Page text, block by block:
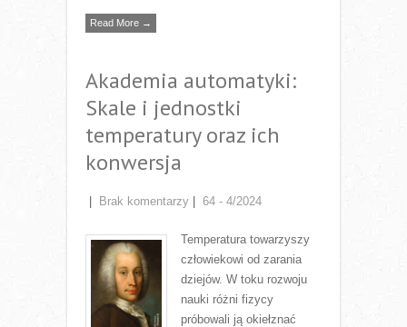
Read More →
Akademia automatyki:
Skale i jednostki
temperatury oraz ich
konwersja
Brak komentarzy 64 - 4/2024
Temperatura towarzyszy
człowiekowi od zarania
dziejów. W toku rozwoju
nauki różni fizycy
próbowali ją okiełznać